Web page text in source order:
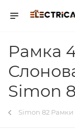
Рамка
Simon
Simon 82